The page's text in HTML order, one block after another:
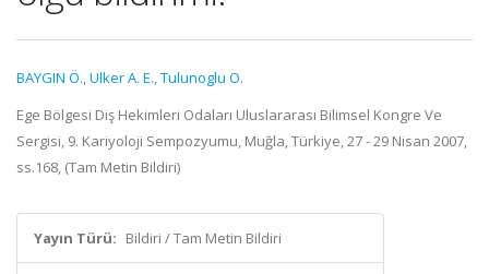
BAYGIN Ö.,Ulker A. E.,Tulunoglu O.
Ege Bölgesi Diş Hekimleri Odaları Uluslararası Bilimsel Kongre Ve
Sergisi, 9. Kariyoloji Sempozyumu, Muğla, Türkiye, 27 - 29 Nisan 2007,
ss.168, (Tam Metin Bildiri)
Yayın Türü: Bildiri / Tam Metin Bildiri